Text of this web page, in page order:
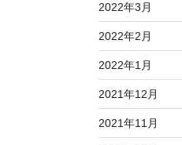
2022年3月
2022年2月
2022年1月
2021年12月
2021年11月